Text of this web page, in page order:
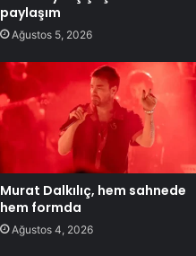
paylaşım
Ağustos 5, 2026
Murat Dalkılıç, hem sahnede
hem formda
Ağustos 4, 2026